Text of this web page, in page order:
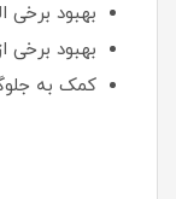
بهبود برخی
بهبود
کمک به